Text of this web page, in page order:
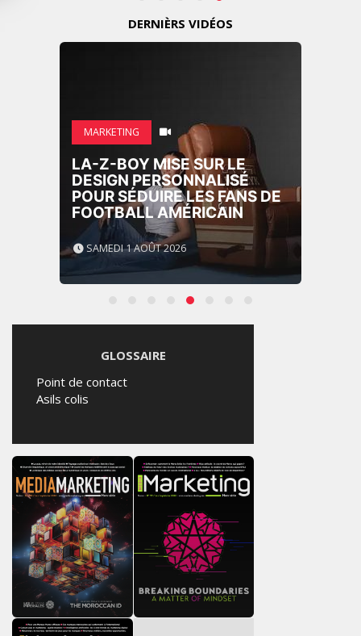
DERNIÈRS VIDÉOS
MARKETING
LA-Z-BOY MISE SUR LE
DESIGN PERSONNALISÉ
POUR SÉDUIRE LES FANS DE
FOOTBALL AMÉRICAIN
SAMEDI 1 AOÛT 2026
GLOSSAIRE
Point de contact
Asils colis